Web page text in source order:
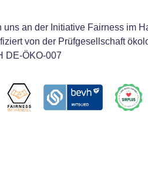
uns an der Initiative Fairness im
von der Prüfgesellschaft
DE-ÖKO-007